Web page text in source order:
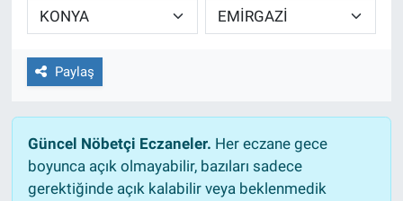
Paylaş
Güncel Nöbetçi Eczaneler. Her eczane gece
boyunca açık olmayabilir, bazıları sadece
gerektiğinde açık kalabilir veya beklenmedik
EĞİTİM
ÖZEL HABER
SAĞLIK